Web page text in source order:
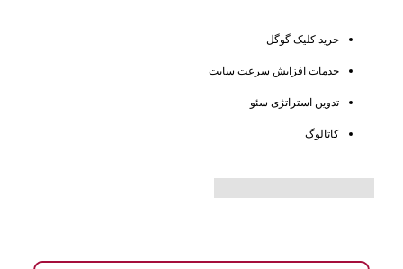
خرید کلیک گوگل
خدمات افزایش سرعت سایت
تدوین استراتژی سئو
کاتالوگ